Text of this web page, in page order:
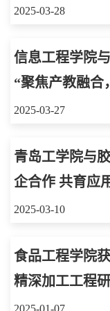
2025-03-28
信息工程学院
“聚焦产教融合
2025-03-27
青岛工学院与
企合作 共育应
2025-03-10
食品工程学院
精深加工工程
2025-01-07